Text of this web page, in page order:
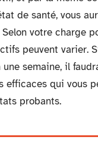
de santé, vous
votre charge
peuvent varier.
semaine, il
efficaces qui vous
probants.